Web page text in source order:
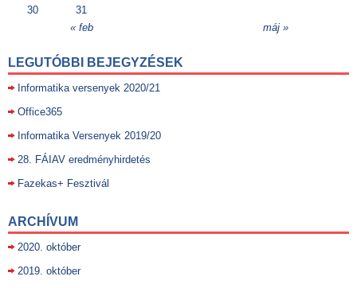
« feb máj »
30
31
LEGUTÓBBI BEJEGYZÉSEK
Informatika versenyek 2020/21
Office365
Informatika Versenyek 2019/20
28. FÁIAV eredményhirdetés
Fazekas+ Fesztivál
ARCHÍVUM
2020. október
2019. október